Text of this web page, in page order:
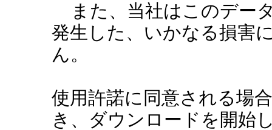
また、当社はこのデー
発生した、いかなる損害
ん。
使用許諾に同意される場
き、ダウンロードを開始